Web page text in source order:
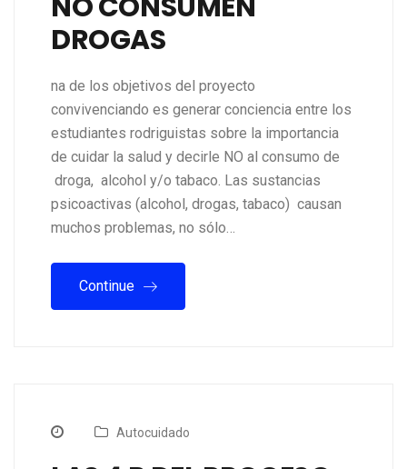
NO CONSUMEN
DROGAS
na de los objetivos del proyecto
convivenciando es generar conciencia entre los
estudiantes rodriguistas sobre la importancia
de cuidar la salud y decirle NO al consumo de
droga, alcohol y/o tabaco. Las sustancias
psicoactivas (alcohol, drogas, tabaco) causan
muchos problemas, no sólo…
Continue
Autocuidado